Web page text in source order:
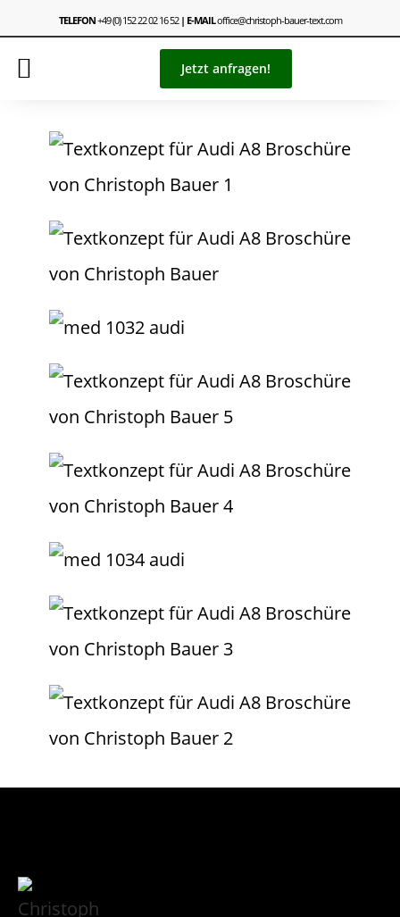
TELEFON+49 (0) 152 22 02 16 52| E-MAILoffice@christoph-bauer-text.com
Jetzt anfragen!